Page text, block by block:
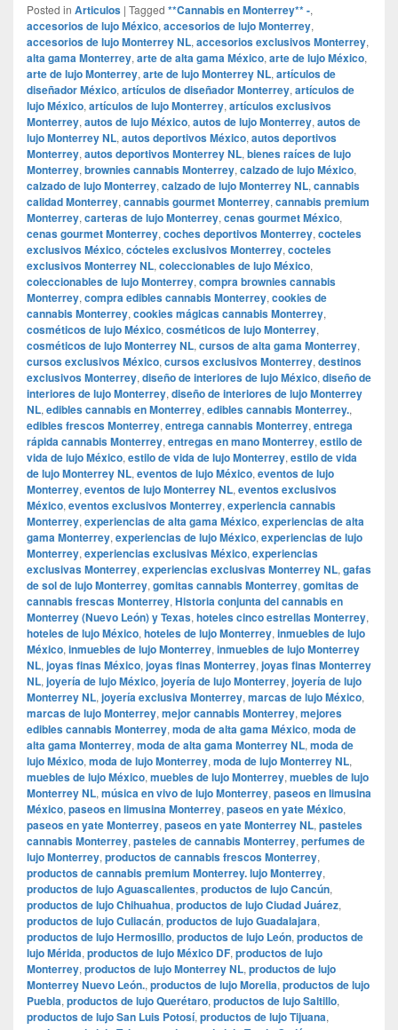
Posted in Articulos | Tagged **Cannabis en Monterrey** -,
accesorios de lujo México, accesorios de lujo Monterrey,
accesorios de lujo Monterrey NL, accesorios exclusivos Monterrey,
alta gama Monterrey, arte de alta gama México, arte de lujo México,
arte de lujo Monterrey, arte de lujo Monterrey NL, artículos de
diseñador México, artículos de diseñador Monterrey, artículos de
lujo México, artículos de lujo Monterrey, artículos exclusivos
Monterrey, autos de lujo México, autos de lujo Monterrey, autos de
lujo Monterrey NL, autos deportivos México, autos deportivos
Monterrey, autos deportivos Monterrey NL, bienes raíces de lujo
Monterrey, brownies cannabis Monterrey, calzado de lujo México,
calzado de lujo Monterrey, calzado de lujo Monterrey NL, cannabis
calidad Monterrey, cannabis gourmet Monterrey, cannabis premium
Monterrey, carteras de lujo Monterrey, cenas gourmet México,
cenas gourmet Monterrey, coches deportivos Monterrey, cocteles
exclusivos México, cócteles exclusivos Monterrey, cocteles
exclusivos Monterrey NL, coleccionables de lujo México,
coleccionables de lujo Monterrey, compra brownies cannabis
Monterrey, compra edibles cannabis Monterrey, cookies de
cannabis Monterrey, cookies mágicas cannabis Monterrey,
cosméticos de lujo México, cosméticos de lujo Monterrey,
cosméticos de lujo Monterrey NL, cursos de alta gama Monterrey,
cursos exclusivos México, cursos exclusivos Monterrey, destinos
exclusivos Monterrey, diseño de interiores de lujo México, diseño de
interiores de lujo Monterrey, diseño de interiores de lujo Monterrey
NL, edibles cannabis en Monterrey, edibles cannabis Monterrey.,
edibles frescos Monterrey, entrega cannabis Monterrey, entrega
rápida cannabis Monterrey, entregas en mano Monterrey, estilo de
vida de lujo México, estilo de vida de lujo Monterrey, estilo de vida
de lujo Monterrey NL, eventos de lujo México, eventos de lujo
Monterrey, eventos de lujo Monterrey NL, eventos exclusivos
México, eventos exclusivos Monterrey, experiencia cannabis
Monterrey, experiencias de alta gama México, experiencias de alta
gama Monterrey, experiencias de lujo México, experiencias de lujo
Monterrey, experiencias exclusivas México, experiencias
exclusivas Monterrey, experiencias exclusivas Monterrey NL, gafas
de sol de lujo Monterrey, gomitas cannabis Monterrey, gomitas de
cannabis frescas Monterrey, Historia conjunta del cannabis en
Monterrey (Nuevo León) y Texas, hoteles cinco estrellas Monterrey,
hoteles de lujo México, hoteles de lujo Monterrey, inmuebles de lujo
México, inmuebles de lujo Monterrey, inmuebles de lujo Monterrey
NL, joyas finas México, joyas finas Monterrey, joyas finas Monterrey
NL, joyería de lujo México, joyería de lujo Monterrey, joyería de lujo
Monterrey NL, joyería exclusiva Monterrey, marcas de lujo México,
marcas de lujo Monterrey, mejor cannabis Monterrey, mejores
edibles cannabis Monterrey, moda de alta gama México, moda de
alta gama Monterrey, moda de alta gama Monterrey NL, moda de
lujo México, moda de lujo Monterrey, moda de lujo Monterrey NL,
muebles de lujo México, muebles de lujo Monterrey, muebles de lujo
Monterrey NL, música en vivo de lujo Monterrey, paseos en limusina
México, paseos en limusina Monterrey, paseos en yate México,
paseos en yate Monterrey, paseos en yate Monterrey NL, pasteles
cannabis Monterrey, pasteles de cannabis Monterrey, perfumes de
lujo Monterrey, productos de cannabis frescos Monterrey,
productos de cannabis premium Monterrey. lujo Monterrey,
productos de lujo Aguascalientes, productos de lujo Cancún,
productos de lujo Chihuahua, productos de lujo Ciudad Juárez,
productos de lujo Culiacán, productos de lujo Guadalajara,
productos de lujo Hermosillo, productos de lujo León, productos de
lujo Mérida, productos de lujo México DF, productos de lujo
Monterrey, productos de lujo Monterrey NL, productos de lujo
Monterrey Nuevo León., productos de lujo Morelia, productos de lujo
Puebla, productos de lujo Querétaro, productos de lujo Saltillo,
productos de lujo San Luis Potosí, productos de lujo Tijuana,